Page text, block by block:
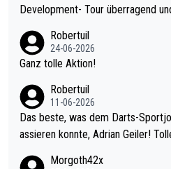
Development- Tour überragend
mal 40+ erst recht. Da gewinnst keinen Blumentopf - ist ja noc
h krasser wie ein Pokalspiel eines Kreisligisten vs einem Bund
Robertuil
24-06-2026
Ganz tolle Aktion!
Robertuil
11-06-2026
Das beste, was dem Darts-
assieren konnte, Adrian Geiler!
Morgoth42x